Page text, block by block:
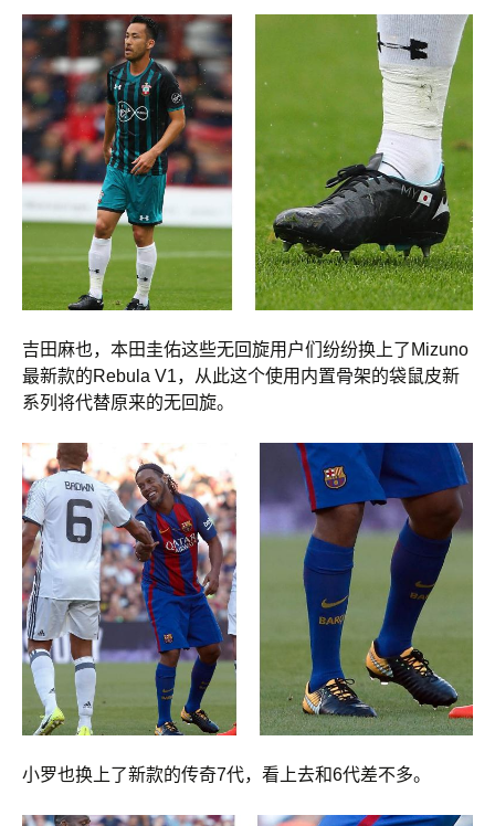
吉田麻也，本田圭佑这些无回旋用户们纷纷换上了Mizuno
最新款的Rebula V1，从此这个使用内置骨架的袋鼠皮新
系列将代替原来的无回旋。
小罗也换上了新款的传奇7代，看上去和6代差不多。